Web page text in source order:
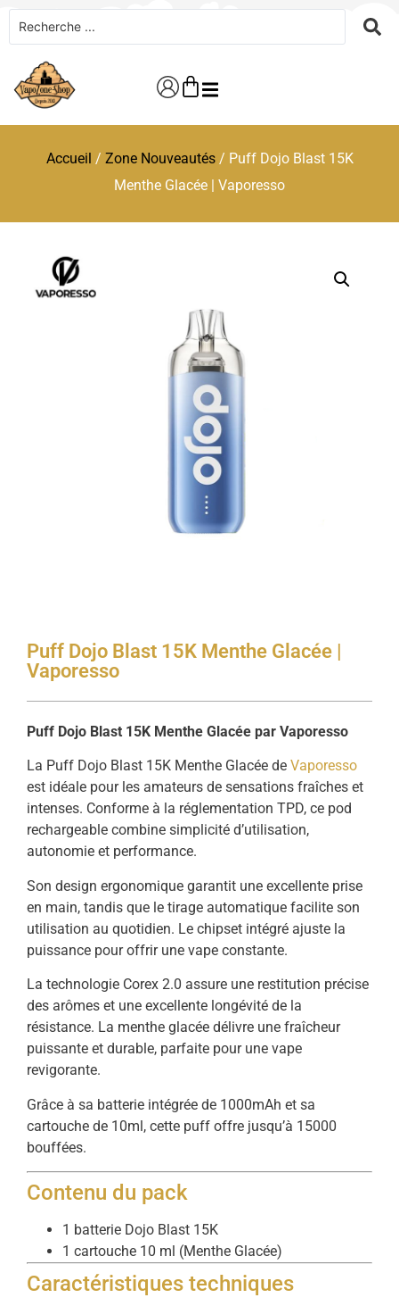
Accueil / Zone Nouveautés/ Puff Dojo Blast 15K
Menthe Glacée | Vaporesso
Puff Dojo Blast 15K Menthe Glacée |
Vaporesso
Puff Dojo Blast 15K Menthe Glacée par Vaporesso
La Puff Dojo Blast 15K Menthe Glacée de Vaporesso
est idéale pour les amateurs de sensations fraîches et
intenses. Conforme à la réglementation TPD, ce pod
rechargeable combine simplicité d’utilisation,
autonomie et performance.
Son design ergonomique garantit une excellente prise
en main, tandis que le tirage automatique facilite son
utilisation au quotidien. Le chipset intégré ajuste la
puissance pour offrir une vape constante.
La technologie Corex 2.0 assure une restitution précise
des arômes et une excellente longévité de la
résistance. La menthe glacée délivre une fraîcheur
puissante et durable, parfaite pour une vape
revigorante.
Grâce à sa batterie intégrée de 1000mAh et sa
cartouche de 10ml, cette puff offre jusqu’à 15000
bouffées.
Contenu du pack
1 batterie Dojo Blast 15K
1 cartouche 10 ml (Menthe Glacée)
Caractéristiques techniques